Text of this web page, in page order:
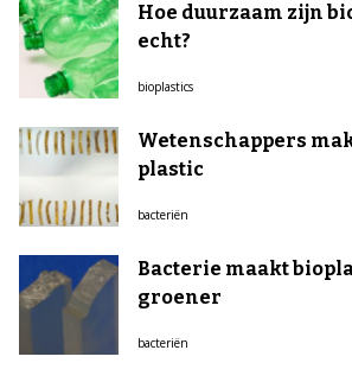
Hoe duurzaam zijn
echt?
bioplastics
Wetenschappers
plastic
bacteriën
Bacterie maakt
groener
bacteriën